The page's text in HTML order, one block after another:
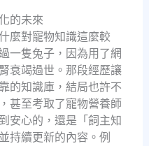
的未來
麼對寵物知識這麼較
一隻兔子，因為用了網
衰竭過世。那段經歷讓
的知識庫，結局也許不
甚至考取了寵物營養師
安心的，還是「飼主知
持續更新的內容。例